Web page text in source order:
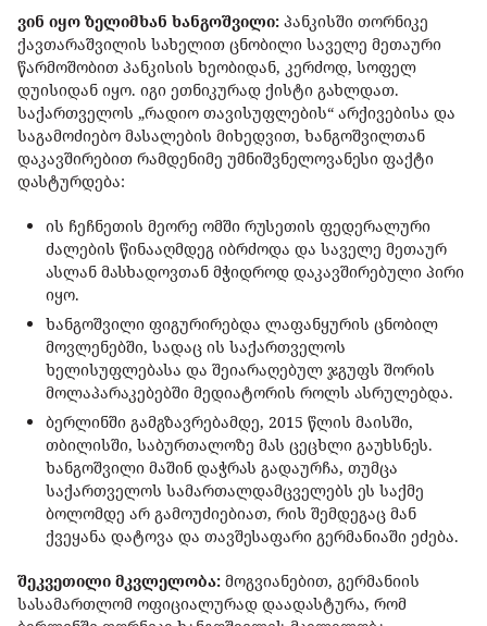
ვინ იყო ზელიმხან ხანგოშვილი: პანკისში თორნიკე
ქავთარაშვილის სახელით ცნობილი საველე მეთაური
წარმოშობით პანკისის ხეობიდან, კერძოდ, სოფელ
დუისიდან იყო. იგი ეთნიკურად ქისტი გახლდათ.
საქართველოს „რადიო თავისუფლების“ არქივებისა და
საგამოძიებო მასალების მიხედვით, ხანგოშვილთან
დაკავშირებით რამდენიმე უმნიშვნელოვანესი ფაქტი
დასტურდება:
ის ჩეჩნეთის მეორე ომში რუსეთის ფედერალური
ძალების წინააღმდეგ იბრძოდა და საველე მეთაურ
ასლან მასხადოვთან მჭიდროდ დაკავშირებული პირი
იყო.
ხანგოშვილი ფიგურირებდა ლაფანყურის ცნობილ
მოვლენებში, სადაც ის საქართველოს
ხელისუფლებასა და შეიარაღებულ ჯგუფს შორის
მოლაპარაკებებში მედიატორის როლს ასრულებდა.
ბერლინში გამგზავრებამდე, 2015 წლის მაისში,
თბილისში, საბურთალოზე მას ცეცხლი გაუხსნეს.
ხანგოშვილი მაშინ დაჭრას გადაურჩა, თუმცა
საქართველოს სამართალდამცველებს ეს საქმე
ბოლომდე არ გამოუძიებიათ, რის შემდეგაც მან
ქვეყანა დატოვა და თავშესაფარი გერმანიაში ეძება.
შეკვეთილი მკვლელობა: მოგვიანებით, გერმანიის
სასამართლომ ოფიციალურად დაადასტურა, რომ